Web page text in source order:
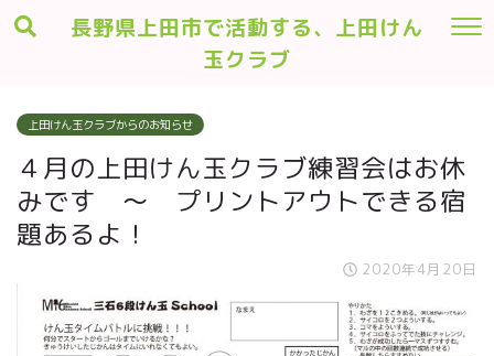
長野県上田市で活動する、上田けん
玉クラブ
上田けん玉クラブからのお知らせ
４月の上田けん玉クラブ練習会はお休
みです ～ プリントアウトできる宿
題あるよ！
2020年4月20日